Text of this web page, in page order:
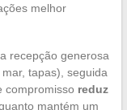
melhor
recepção generosa
tapas), seguida
compromisso reduz
mantém um